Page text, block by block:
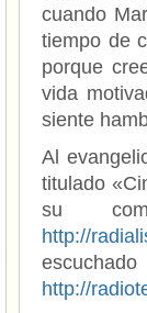
cuando
tiempo de
porque
vida
siente
Al
titulado
su
http://
http://